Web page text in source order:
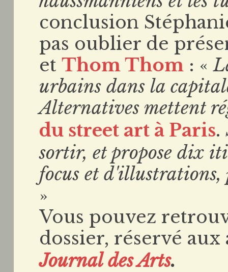
conclusion
pas oublier de
etThom Thom : «
urbains dans la
Alternatives mettent
du street art à Paris.
sortir, et propose dix
focus et d'illustrations,
»
Vous pouvez
dossier, réservé
Journal des Arts.